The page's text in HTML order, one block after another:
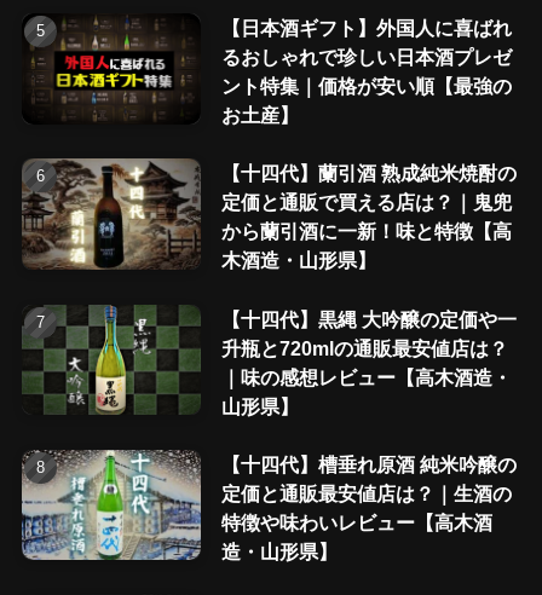
【日本酒ギフト】外国人に喜ばれ
るおしゃれで珍しい日本酒プレゼ
ント特集｜価格が安い順【最強の
お土産】
【十四代】蘭引酒 熟成純米焼酎の
定価と通販で買える店は？｜鬼兜
から蘭引酒に一新！味と特徴【高
木酒造・山形県】
【十四代】黒縄 大吟醸の定価や一
升瓶と720mlの通販最安値店は？
｜味の感想レビュー【高木酒造・
山形県】
【十四代】槽垂れ原酒 純米吟醸の
定価と通販最安値店は？｜生酒の
特徴や味わいレビュー【高木酒
造・山形県】